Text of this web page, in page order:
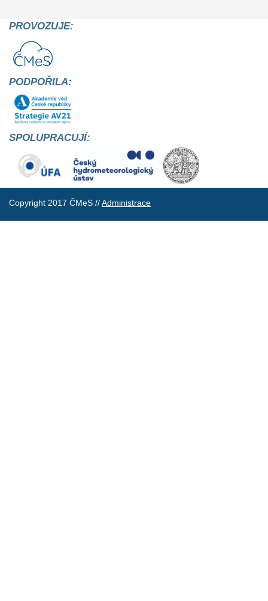
PROVOZUJE:
PODPOŘILA:
SPOLUPRACUJÍ:
Copyright 2017 ČMeS //Administrace